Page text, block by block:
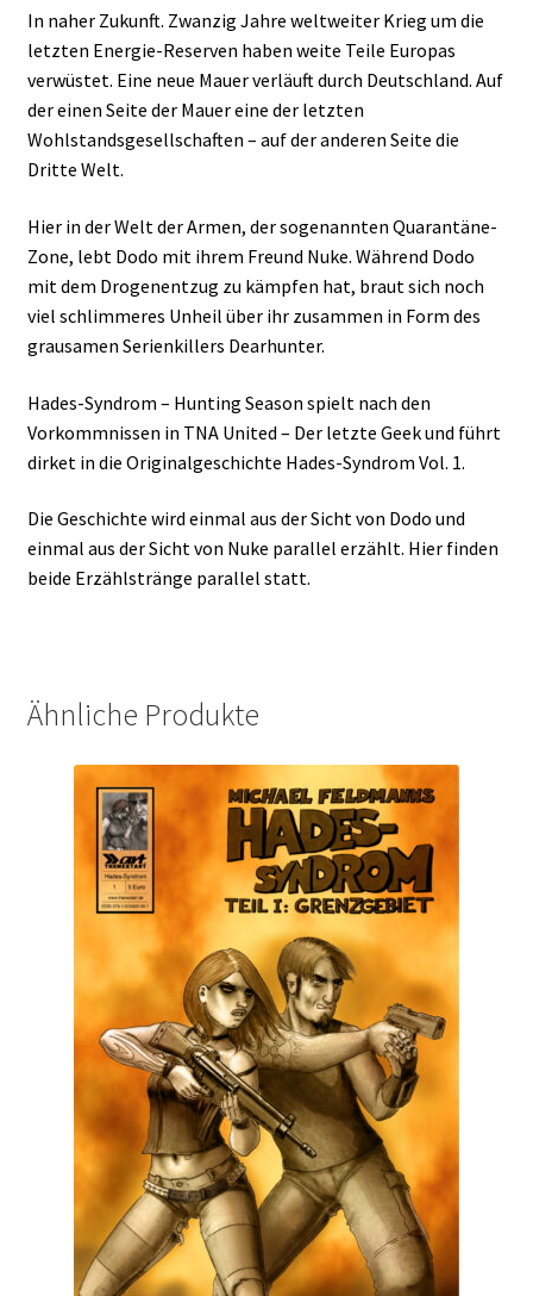
In naher Zukunft. Zwanzig Jahre weltweiter Krieg um die
letzten Energie-Reserven haben weite Teile Europas
verwüstet. Eine neue Mauer verläuft durch Deutschland. Auf
der einen Seite der Mauer eine der letzten
Wohlstandsgesellschaften – auf der anderen Seite die
Dritte Welt.
Hier in der Welt der Armen, der sogenannten Quarantäne-
Zone, lebt Dodo mit ihrem Freund Nuke. Während Dodo
mit dem Drogenentzug zu kämpfen hat, braut sich noch
viel schlimmeres Unheil über ihr zusammen in Form des
grausamen Serienkillers Dearhunter.
Hades-Syndrom – Hunting Season spielt nach den
Vorkommnissen in TNA United – Der letzte Geek und führt
dirket in die Originalgeschichte Hades-Syndrom Vol. 1.
Die Geschichte wird einmal aus der Sicht von Dodo und
einmal aus der Sicht von Nuke parallel erzählt. Hier finden
beide Erzählstränge parallel statt.
Ähnliche Produkte